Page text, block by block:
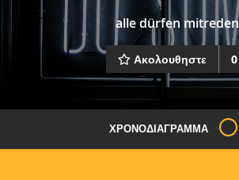
alle dürfen mitreden
Ακολουθηστε 0
ΧΡΟΝΟΔΙΆΓΡΑΜΜΑ